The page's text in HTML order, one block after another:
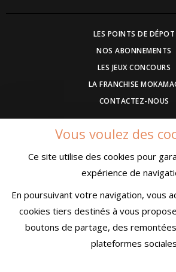
LES POINTS DE DÉPOT
NOS ABONNEMENTS
LES JEUX CONCOURS
LA FRANCHISE
CONTACTEZ-NOUS
DEVENEZ ANNONCEUR
COMMUNIQUEZ UN
CONDITIONS GÉNÉRALES DE
MENTIONS LÉGALES
CONFIDENTIALITÉ
Vous voulez des
Ce site utilise des cookies pour
expérience de
En poursuivant votre navigation, vous
cookies tiers destinés à vous
boutons de partage, des
plateformes sociales